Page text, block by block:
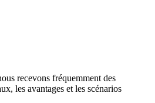
recevons fréquemment des
les avantages et les scénarios